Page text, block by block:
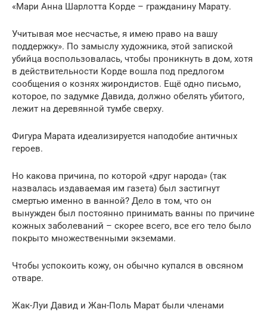
«Мари Анна Шарлотта Корде – гражданину Марату.
Учитывая мое несчастье, я имею право на вашу
поддержку». По замыслу художника, этой запиской
убийца воспользовалась, чтобы проникнуть в дом, хотя
в действительности Корде вошла под предлогом
сообщения о кознях жирондистов. Ещё одно письмо,
которое, по задумке Давида, должно обелять убитого,
лежит на деревянной тумбе сверху.
Фигура Марата идеализируется наподобие античных
героев.
Но какова причина, по которой «друг народа» (так
назвалась издаваемая им газета) был застигнут
смертью именно в ванной? Дело в том, что он
вынужден был постоянно принимать ванны по причине
кожных заболеваний – скорее всего, все его тело было
покрыто множественными экземами.
Чтобы успокоить кожу, он обычно купался в овсяном
отваре.
Жак-Луи Давид и Жан-Поль Марат были членами